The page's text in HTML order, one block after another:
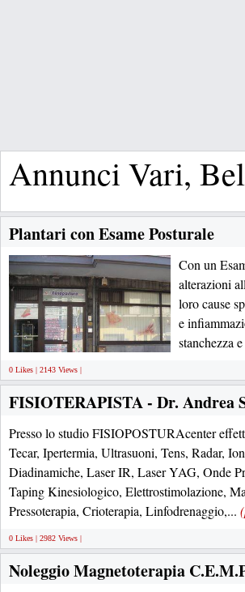
Annunci Vari,
Plantari con Esame Posturale
Con un
alterazioni
loro cause
e
stanchezza
0 Likes | 2143 Views |
FISIOTERAPISTA - Dr. Andrea
Presso lo studio FISIOPOSTURAcenter
Tecar, Ipertermia, Ultrasuoni, Tens, Radar,
Diadinamiche, Laser IR, Laser YAG, Onde
Taping Kinesiologico, Elettrostimolazione,
Pressoterapia, Crioterapia, Linfodrenaggio,...
0 Likes | 2982 Views |
Noleggio Magnetoterapia